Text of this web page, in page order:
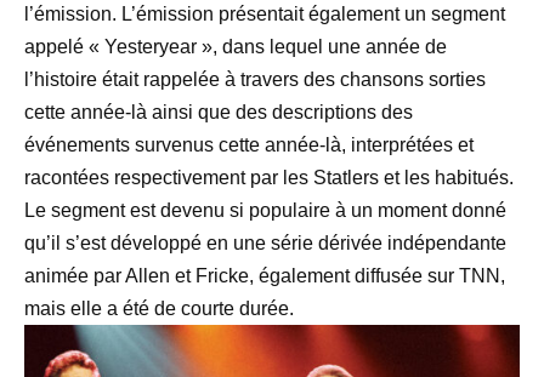
l’émission. L’émission présentait également un segment
appelé « Yesteryear », dans lequel une année de
l’histoire était rappelée à travers des chansons sorties
cette année-là ainsi que des descriptions des
événements survenus cette année-là, interprétées et
racontées respectivement par les Statlers et les habitués.
Le segment est devenu si populaire à un moment donné
qu’il s’est développé en une série dérivée indépendante
animée par Allen et Fricke, également diffusée sur TNN,
mais elle a été de courte durée.